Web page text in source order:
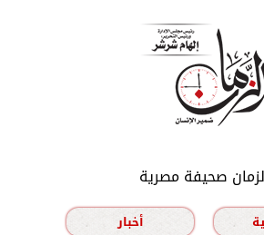
صحيفة مصرية
أخبار